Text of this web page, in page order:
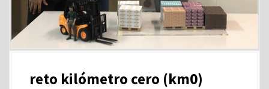
reto kilómetro cero (km0)